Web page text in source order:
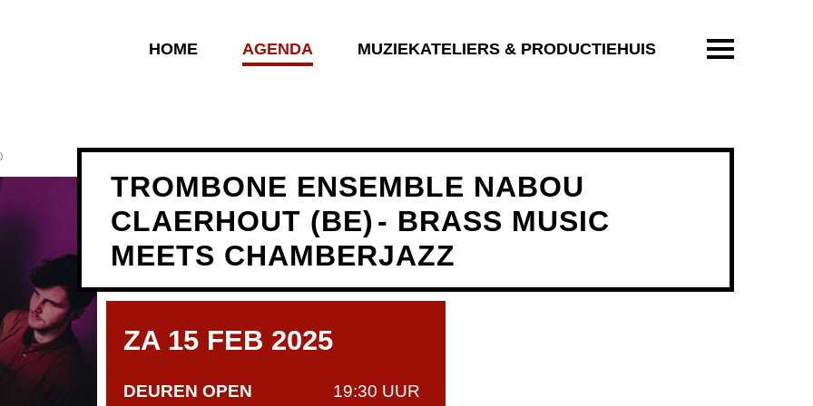
HOME AGENDA MUZIEKATELIERS & PRODUCTIEHUIS ENTER OM
TROMBONE ENSEMBLE NABOU
CLAERHOUT (BE) - BRASS MUSIC
MEETS CHAMBERJAZZ
ZA 15 FEB 2025
DEUREN OPEN
19:30 UUR